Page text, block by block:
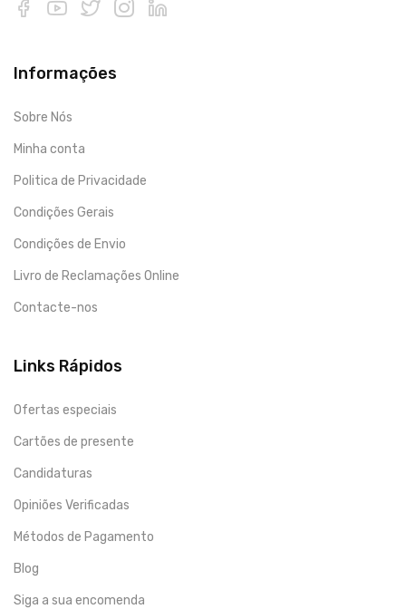
Informações
Sobre Nós
Minha conta
Politica de Privacidade
Condições Gerais
Condições de Envio
Livro de Reclamações Online
Contacte-nos
Links Rápidos
Ofertas especiais
Cartões de presente
Candidaturas
Opiniões Verificadas
Métodos de Pagamento
Blog
Siga a sua encomenda